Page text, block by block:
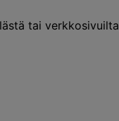
tai verkkosivuilta